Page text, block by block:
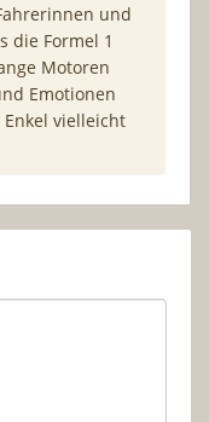
und
die Formel 1
Motoren
Emotionen
vielleicht